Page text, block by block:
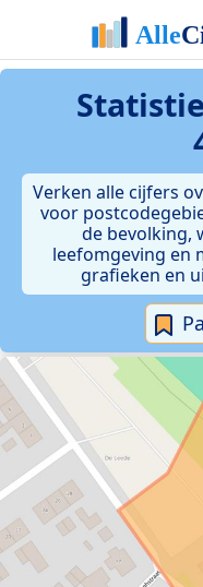
Verken alle cijfers
voor
de bevolking,
leefomgeving en
grafieken en